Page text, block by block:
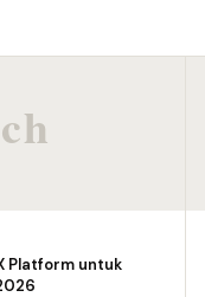
Platform untuk